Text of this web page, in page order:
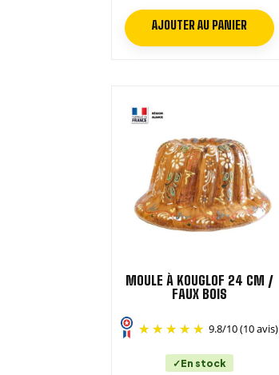
AJOUTER AU PANIER
MOULE À KOUGLOF 24 CM /
FAUX BOIS
9.8/10(10 avis)
En stock